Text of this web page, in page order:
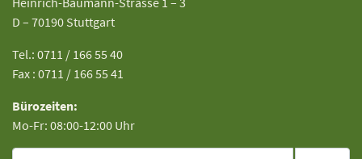
D – 70190 Stuttgart
Tel.: 0711 / 166 55 40
Fax : 0711 / 166 55 41
Bürozeiten:
Mo-Fr: 08:00-12:00 Uhr